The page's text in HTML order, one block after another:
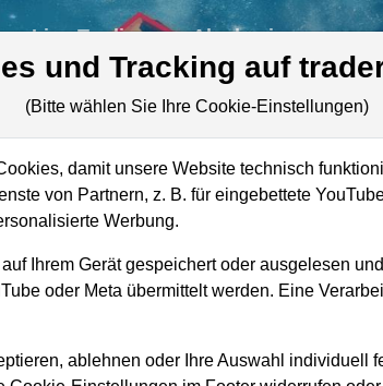
Live-Trading Akademie
Marktkapitalisierung 7,49 Mrd. USD
Unternehmenswert
Umsatz 5,29 Mrd. USD
und Tracking auf
(Bitte wählen Sie Ihre Cookie-Einstellungen)
damit unsere Website technisch
von Partnern, z. B. für eingebettete
Werbung.
Ihrem Gerät gespeichert oder ausgelesen
oder Meta übermittelt werden. Eine
ablehnen oder Ihre Auswahl individuell